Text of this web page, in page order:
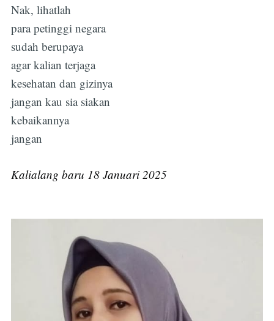
Nak, lihatlah
para petinggi negara
sudah berupaya
agar kalian terjaga
kesehatan dan gizinya
jangan kau sia siakan
kebaikannya
jangan
Kalialang baru 18 Januari 2025